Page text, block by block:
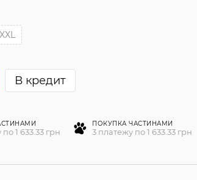
XXL
В кредит
1 633.33 грн
ПОКУПКА ЧАСТИНАМИ
3 платежу по 1 633.33 грн